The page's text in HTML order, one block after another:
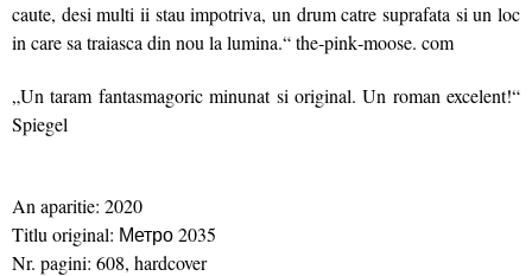
caute, desi multi ii stau impotriva, un drum catre suprafata si un loc
in care sa traiasca din nou la lumina.“ the‑pink‑moose. com
„Un taram fantasmagoric minunat si original. Un roman excelent!“
Spiegel
An aparitie: 2020
Titlu original: Метро 2035
Nr. pagini: 608, hardcover